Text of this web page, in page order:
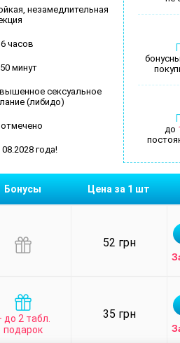
незамедлительная
часов
минут
сексуальное
(либидо)
года!
до
Бонусы Цена за 1 шт
52 грн
до 2 табл.
подарок
35 грн